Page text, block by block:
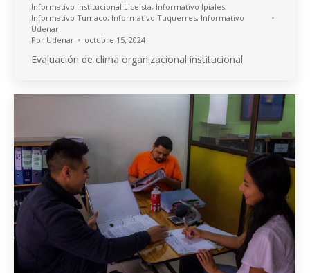
Informativo Institucional Liceista, Informativo Ipiales,
Informativo Tumaco, Informativo Tuquerres, Informativo
Udenar
Por Udenar octubre 15, 2024
Evaluación de clima organizacional institucional